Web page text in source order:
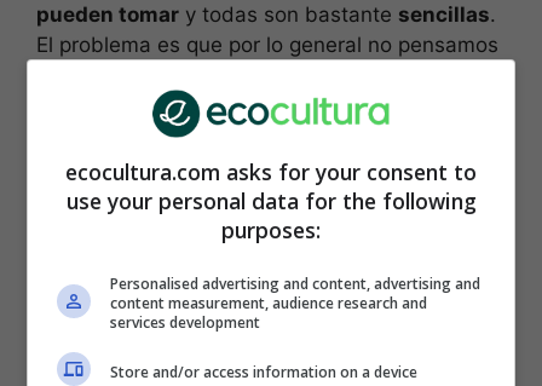
pueden tomar y todas son bastante sencillas.
El problema es que por lo general no pensamos
ecocultura.com asks for your consent to
use your personal data for the following
purposes:
Personalised advertising and content, advertising and
content measurement, audience research and
services development
Store and/or access information on a device